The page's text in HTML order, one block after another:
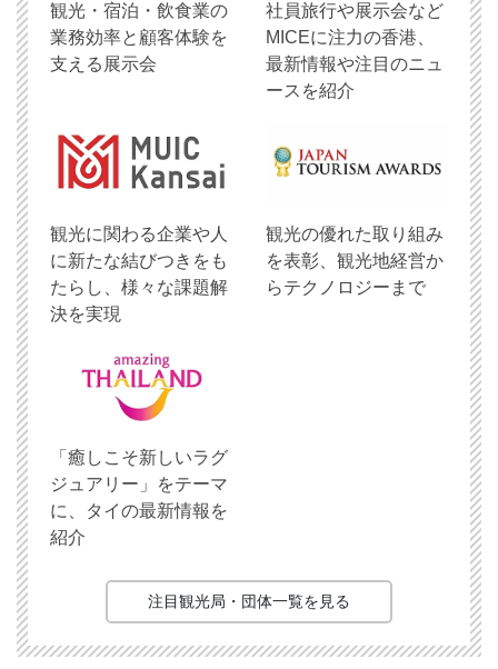
観光・宿泊・飲食業の
業務効率と顧客体験を
支える展示会
社員旅行や展示会など
MICEに注力の香港、
最新情報や注目のニュ
ースを紹介
観光に関わる企業や人
に新たな結びつきをも
たらし、様々な課題解
決を実現
観光の優れた取り組み
を表彰、観光地経営か
らテクノロジーまで
「癒しこそ新しいラグ
ジュアリー」をテーマ
に、タイの最新情報を
紹介
注目観光局・団体一覧を見る